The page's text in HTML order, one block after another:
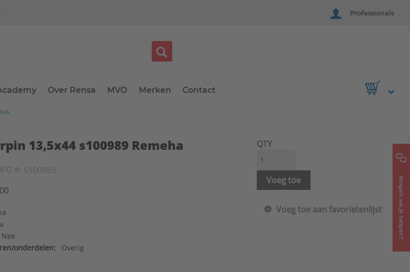
Professionals
Over Rensa MVO Merken Contact
Mogen we je helpen?
13,5x44 s100989 Remeha
#: S100989
Nee
onderdelen:
Overig
QTY
Voeg toe
Voeg toe aan favorietenlijst